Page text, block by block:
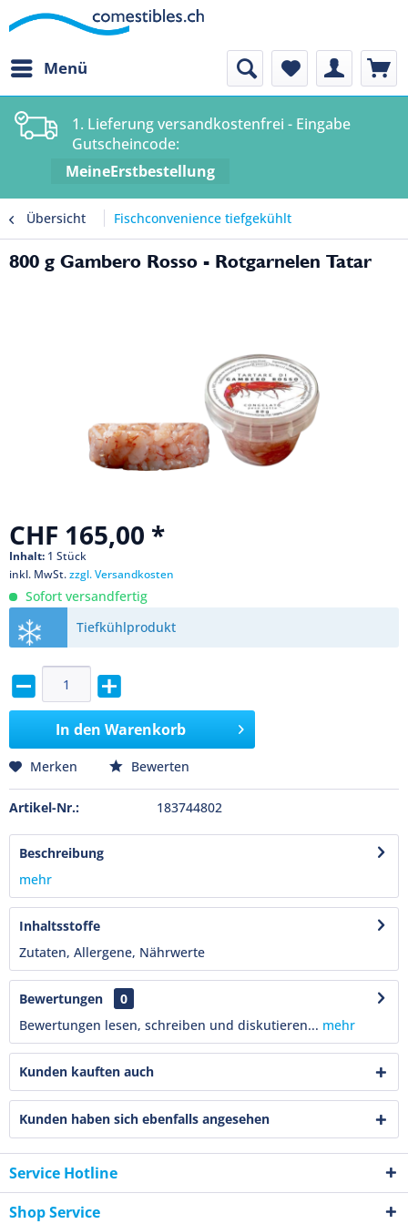
Menü
1. Lieferung versandkostenfrei - Eingabe
Gutscheincode:
MeineErstbestellung
Übersicht Fischconvenience tiefgekühlt
800 g Gambero Rosso - Rotgarnelen Tatar
CHF 165,00 *
Inhalt: 1 Stück
inkl. MwSt.zzgl. Versandkosten
Sofort versandfertig
Tiefkühlprodukt
In den Warenkorb
Merken Bewerten
Artikel-Nr.: 183744802
Beschreibung
mehr
Inhaltsstoffe
Zutaten, Allergene, Nährwerte
Bewertungen
0
Bewertungen lesen, schreiben und diskutieren... mehr
Kunden kauften auch
Kunden haben sich ebenfalls angesehen
Service Hotline
Shop Service